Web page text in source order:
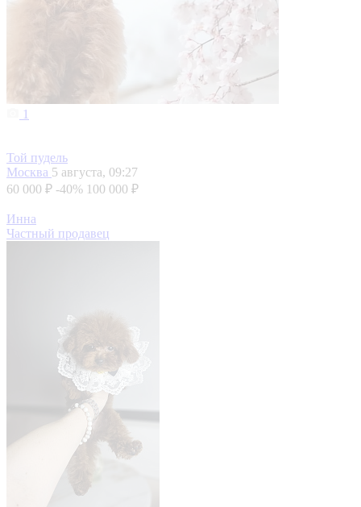
1
Той пудель
Москва 5 августа, 09:27
60 000 ₽ -40% 100 000 ₽
Инна
Частный продавец